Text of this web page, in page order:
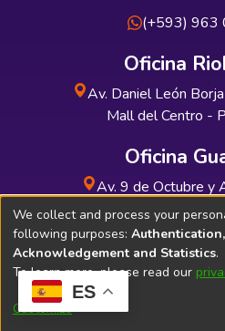
ES
(+593) 963
Oficina
Av. Daniel León
Mall del Centro -
Oficina
Av. 9 de Octubre y
INDUAUTO -
Soporte Técnico
We collect and process your
following purposes:
Acknowledgement and Statistics.
To learn more, please read our
Customize